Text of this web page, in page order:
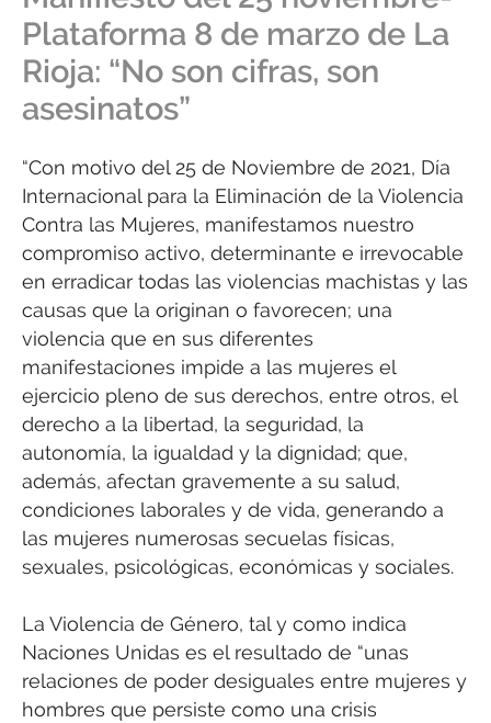
Plataforma 8 de marzo de La
Rioja: “No son cifras, son
asesinatos”
“Con motivo del 25 de Noviembre de 2021, Día
Internacional para la Eliminación de la Violencia
Contra las Mujeres, manifestamos nuestro
compromiso activo, determinante e irrevocable
en erradicar todas las violencias machistas y las
causas que la originan o favorecen; una
violencia que en sus diferentes
manifestaciones impide a las mujeres el
ejercicio pleno de sus derechos, entre otros, el
derecho a la libertad, la seguridad, la
autonomía, la igualdad y la dignidad; que,
además, afectan gravemente a su salud,
condiciones laborales y de vida, generando a
las mujeres numerosas secuelas físicas,
sexuales, psicológicas, económicas y sociales.
La Violencia de Género, tal y como indica
Naciones Unidas es el resultado de “unas
relaciones de poder desiguales entre mujeres y
hombres que persiste como una crisis